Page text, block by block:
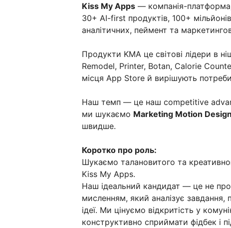
Kiss My Apps — компанія-
30+ AI-first продуктів, 100+
аналітичних, пеймент та
Продукти KMA це світові лідери в
Remodel, Printer, Botan, Calorie
місця App Store й вирішують
Наш темп — це наш competitive
ми шукаємо Marketing Motion
швидше.
Коротко про роль:
Шукаємо талановитого та
Kiss My Apps.
Наш ідеальний кандидат — це не
мисленням, який аналізує завдання,
ідеї. Ми цінуємо відкритість у
конструктивно сприймати фідбек і